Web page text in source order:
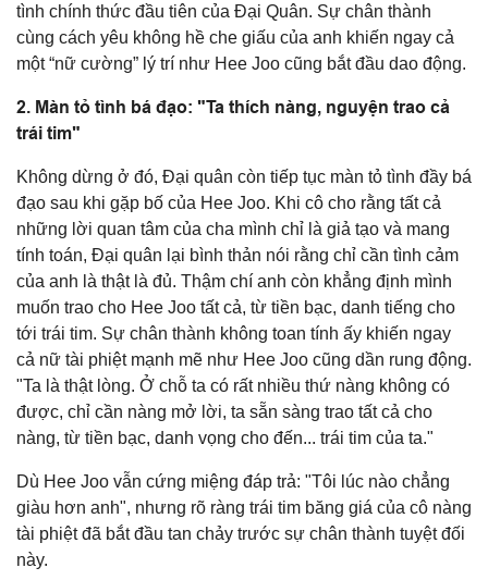
tình chính thức đầu tiên của Đại Quân. Sự chân thành
cùng cách yêu không hề che giấu của anh khiến ngay cả
một “nữ cường” lý trí như Hee Joo cũng bắt đầu dao động.
2. Màn tỏ tình bá đạo: "Ta thích nàng, nguyện trao cả
trái tim"
Không dừng ở đó, Đại quân còn tiếp tục màn tỏ tình đầy bá
đạo sau khi gặp bố của Hee Joo. Khi cô cho rằng tất cả
những lời quan tâm của cha mình chỉ là giả tạo và mang
tính toán, Đại quân lại bình thản nói rằng chỉ cần tình cảm
của anh là thật là đủ. Thậm chí anh còn khẳng định mình
muốn trao cho Hee Joo tất cả, từ tiền bạc, danh tiếng cho
tới trái tim. Sự chân thành không toan tính ấy khiến ngay
cả nữ tài phiệt mạnh mẽ như Hee Joo cũng dần rung động.
"Ta là thật lòng. Ở chỗ ta có rất nhiều thứ nàng không có
được, chỉ cần nàng mở lời, ta sẵn sàng trao tất cả cho
nàng, từ tiền bạc, danh vọng cho đến... trái tim của ta."
Dù Hee Joo vẫn cứng miệng đáp trả: "Tôi lúc nào chẳng
giàu hơn anh", nhưng rõ ràng trái tim băng giá của cô nàng
tài phiệt đã bắt đầu tan chảy trước sự chân thành tuyệt đối
này.